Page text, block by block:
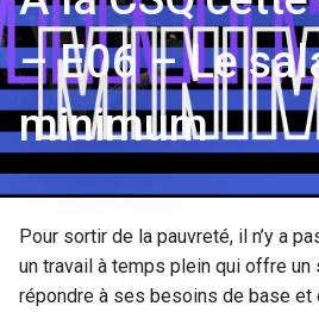
– E06 – Le
minimum
Pour sortir de la pauvreté, il n’y a
un travail à temps plein qui offre un
répondre à ses besoins de base et